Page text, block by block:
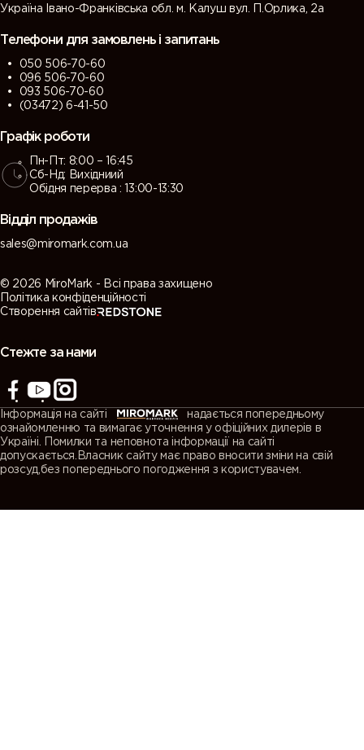
Україна Івано-Франківська обл. м. Калуш вул. П.Орлика, 2а
Телефони для замовлень і запитань
050 506-70-60
096 506-70-60
093 506-70-60
(03472) 6-41-50
Графік роботи
Пн-Пт: 8:00 – 16:45
Сб-Нд: Вихідниий
Обідня перерва : 13:00-13:30
Відділ продажів
sales@miromark.com.ua
© 2026 MiroMark - Всі права захищено
Політика конфіденційності
Створення сайтів
Стежте за нами
Інформація на сайті
надається попередньому
ознайомленню та вимагає уточнення у офіційних дилерів в
Україні. Помилки та неповнота інформації на сайті
допускається.Власник сайту має право вносити зміни на свій
розсуд,без попереднього погодження з користувачем.